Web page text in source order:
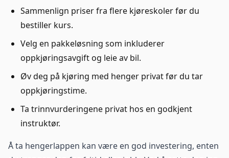
Sammenlign priser fra flere kjøreskoler før du
bestiller kurs.
Velg en pakkeløsning som inkluderer
oppkjøringsavgift og leie av bil.
Øv deg på kjøring med henger privat før du tar
oppkjøringstime.
Ta trinnvurderingene privat hos en godkjent
instruktør.
Å ta hengerlappen kan være en god investering, enten